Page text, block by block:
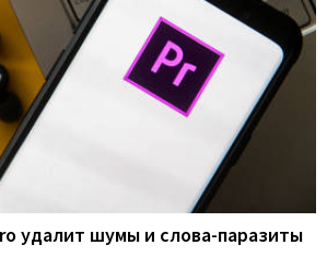
удалит шумы и слова-паразиты